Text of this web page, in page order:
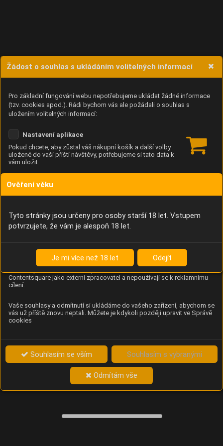
Žádost o souhlas s ukládáním volitelných informací
Pro základní fungování webu nepotřebujeme ukládat žádné informace
(tzv. cookies apod.). Rádi bychom vás ale požádali o souhlas s
uložením volitelných informací:
Nastavení aplikace
Pokud chcete, aby zůstal váš nákupní košík a další volby
uložené do vaší příští návštěvy, potřebujeme si tato data k
vám uložit.
Anonymní unikátní ID
Díky němu příště poznáme, že se jedná o stejné zařízení, a
Identifikátor je zcela anonymní.
Analýza chování návštěvníků na webu (pohyb kurzoru,
kliknutí, procházení stránek a heatmapy), která
provozovateli e-shopu Betelné škopek pomáhá zlepšovat
Contentsquare jako externí zpracovatel a nepoužívají se k reklamnímu
cílení.
Vaše souhlasy a odmítnutí si ukládáme do vašeho zařízení, abychom se
vás už příště znovu neptali. Můžete je kdykoli později upravit ve Správě
cookies
Souhlasím se vším Souhlasím s vybranými
Odmítám vše
Ověření věku
Tyto stránky jsou určeny pro osoby starší 18 let. Vstupem
potvrzujete, že vám je alespoň 18 let.
Je mi více než 18 let Odejít